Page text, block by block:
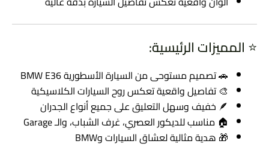
⭐ المميزات الرئيسية:
🚗 تصميم مستوحى من السيارة الأسطورية BMW E36
🎨 تفاصيل واقعية تعكس روح السيارات الكلاسيكية
🪶 خفيف وسهل التعليق على جميع أنواع الجدران
🏠 مناسب للديكور العصري، غرف الشباب، والـ Garage
🎁 هدية مثالية لعشاق السيارات وBMW